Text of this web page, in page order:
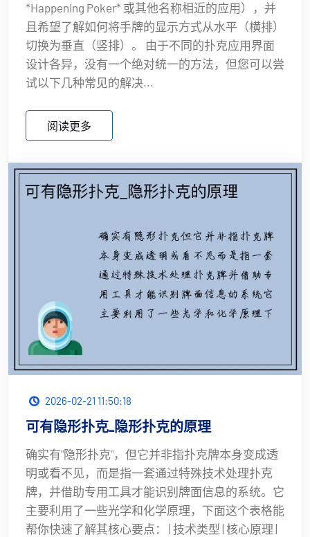
*Happening Poker* 或其他名称相近的应用），并
且希望了解如何将手牌的显示方式从水平（横排）
切换为垂直（竖排）。 由于不同的扑克应用界面
设计各异，没有一个绝对统一的方法，但您可以尝
试以下几种常见的解决...
阅读更多
2026-02-21 11:50:18
可有隐形扑克_隐形扑克的原理
确实有"隐形扑克"，但它并非指扑克牌本身变成透
明或看不见，而是指一套通过特殊技术处理扑克
牌，并借助专用工具才能识别牌面信息的系统。它
主要利用了一些光学和化学原理，下面这个表格能
帮你快速了解其核心要点： | 技术类型 | 核心原理 |